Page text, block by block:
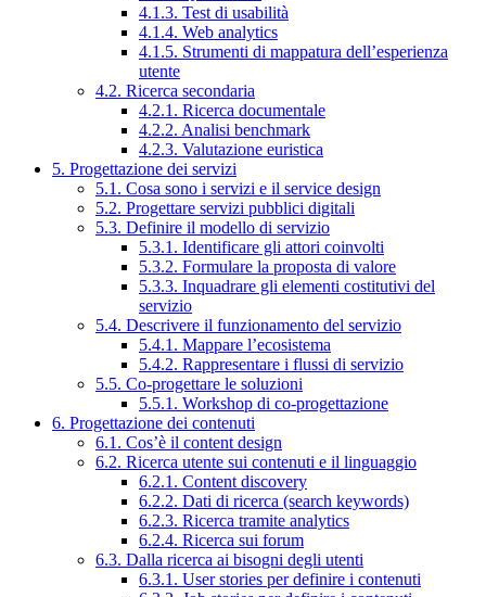
4.1.3. Test di usabilità
4.1.4. Web analytics
4.1.5. Strumenti di mappatura dell’esperienza
utente
4.2. Ricerca secondaria
4.2.1. Ricerca documentale
4.2.2. Analisi benchmark
4.2.3. Valutazione euristica
5. Progettazione dei servizi
5.1. Cosa sono i servizi e il service design
5.2. Progettare servizi pubblici digitali
5.3. Definire il modello di servizio
5.3.1. Identificare gli attori coinvolti
5.3.2. Formulare la proposta di valore
5.3.3. Inquadrare gli elementi costitutivi del
servizio
5.4. Descrivere il funzionamento del servizio
5.4.1. Mappare l’ecosistema
5.4.2. Rappresentare i flussi di servizio
5.5. Co-progettare le soluzioni
5.5.1. Workshop di co-progettazione
6. Progettazione dei contenuti
6.1. Cos’è il content design
6.2. Ricerca utente sui contenuti e il linguaggio
6.2.1. Content discovery
6.2.2. Dati di ricerca (search keywords)
6.2.3. Ricerca tramite analytics
6.2.4. Ricerca sui forum
6.3. Dalla ricerca ai bisogni degli utenti
6.3.1. User stories per definire i contenuti